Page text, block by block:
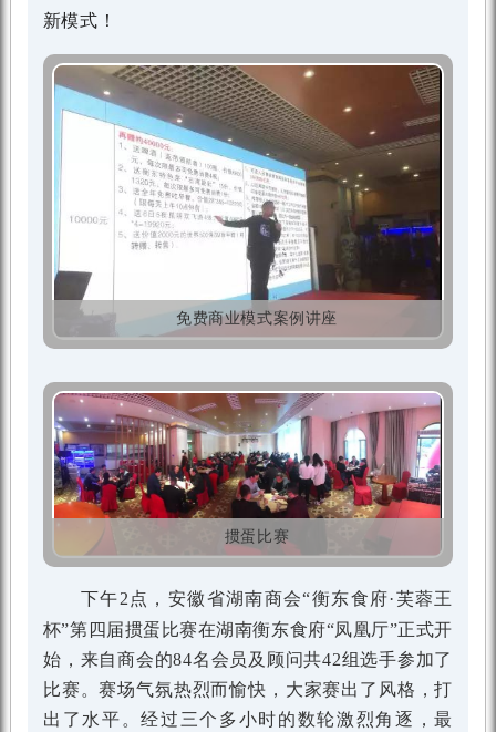
新模式！
免费商业模式案例讲座
掼蛋比赛
下午2点，安徽省湖南商会“衡东食府·芙蓉王
杯”第四届掼蛋比赛在湖南衡东食府“凤凰厅”正式开
始，来自商会的84名会员及顾问共42组选手参加了
比赛。赛场气氛热烈而愉快，大家赛出了风格，打
出了水平。经过三个多小时的数轮激烈角逐，最